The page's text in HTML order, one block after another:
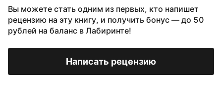
Вы можете стать одним из первых, кто напишет
рецензию на эту книгу, и получить бонус — до 50
рублей на баланс в Лабиринте!
Написать рецензию